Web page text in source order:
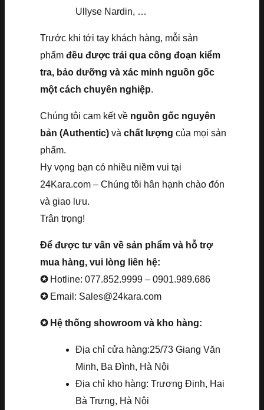
Ullyse Nardin, …
Trước khi tới tay khách hàng, mỗi sản
phẩm đều được trải qua công đoạn kiểm
tra, bảo dưỡng và xác minh nguồn gốc
một cách chuyên nghiệp.
Chúng tôi cam kết về nguồn gốc nguyên
bản (Authentic) và chất lượng của mọi sản
phẩm.
Hy vọng bạn có nhiều niềm vui tại
24Kara.com – Chúng tôi hân hạnh chào đón
và giao lưu.
Trân trọng!
Để được tư vấn về sản phẩm và hỗ trợ
mua hàng, vui lòng liên hệ:
✪ Hotline: 077.852.9999 – 0901.989.686
✪ Email: Sales@24kara.com
✪ Hệ thống showroom và kho hàng:
Địa chỉ cửa hàng:25/73 Giang Văn
Minh, Ba Đình, Hà Nội
Địa chỉ kho hàng: Trương Định, Hai
Bà Trưng, Hà Nội